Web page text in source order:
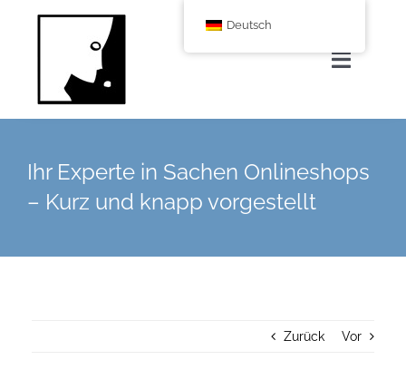
Über uns
Ihr Experte in Sachen Onlineshops
– Kurz und knapp vorgestellt
Zurück Vor
Deutsch